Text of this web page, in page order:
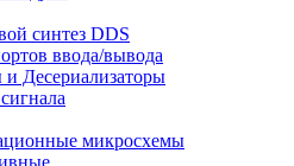
синтез DDS
ввода/вывода
Десериализаторы
микросхемы